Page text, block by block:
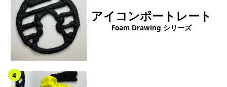
アイコンポートレート
Foam Drawing シリーズ
4